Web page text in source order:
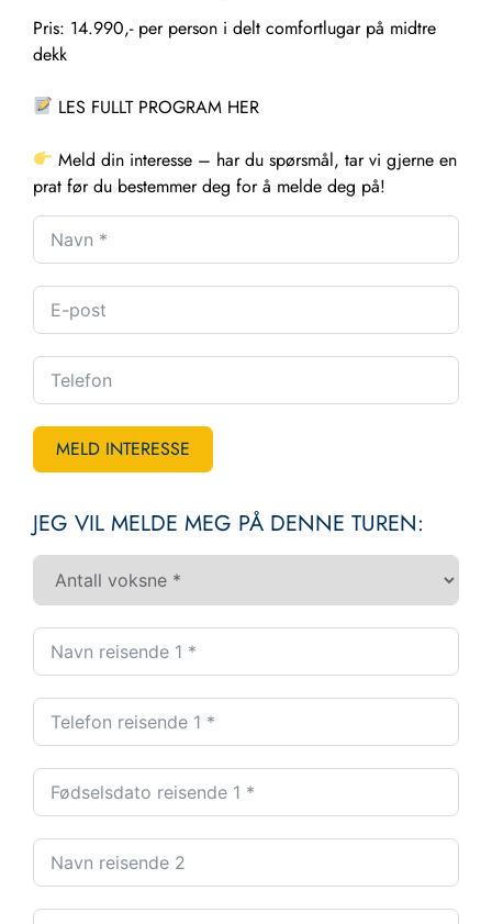
Pris: 14.990,- per person i delt comfortlugar på midtre
dekk
LES FULLT PROGRAM HER
Meld din interesse – har du spørsmål, tar vi gjerne en
prat før du bestemmer deg for å melde deg på!
MELD INTERESSE
JEG VIL MELDE MEG PÅ DENNE TUREN: